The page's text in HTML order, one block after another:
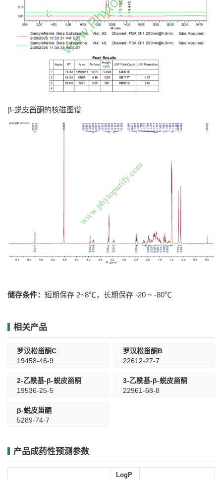
β-蜕皮甾酮的核磁图谱
储存条件： 短期保存 2~8℃，长期保存 -20 ~ -80℃
相关产品
罗汉松甾酮C
19458-46-9
罗汉松甾酮B
22612-27-7
2-乙酰基-β-蜕皮甾酮
19536-25-5
3-乙酰基-β-蜕皮甾酮
22961-68-8
β-蜕皮甾酮
5289-74-7
产品成药性预测参数
LogP